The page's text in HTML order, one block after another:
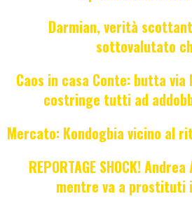
Darmian, verità
sottovalutato
Caos in casa Conte: butta
costringe tutti ad
Mercato: Kondogbia vicino al
REPORTAGE SHOCK!
mentre va a